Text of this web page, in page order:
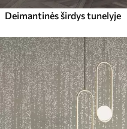
Deimantinės širdys tunelyje